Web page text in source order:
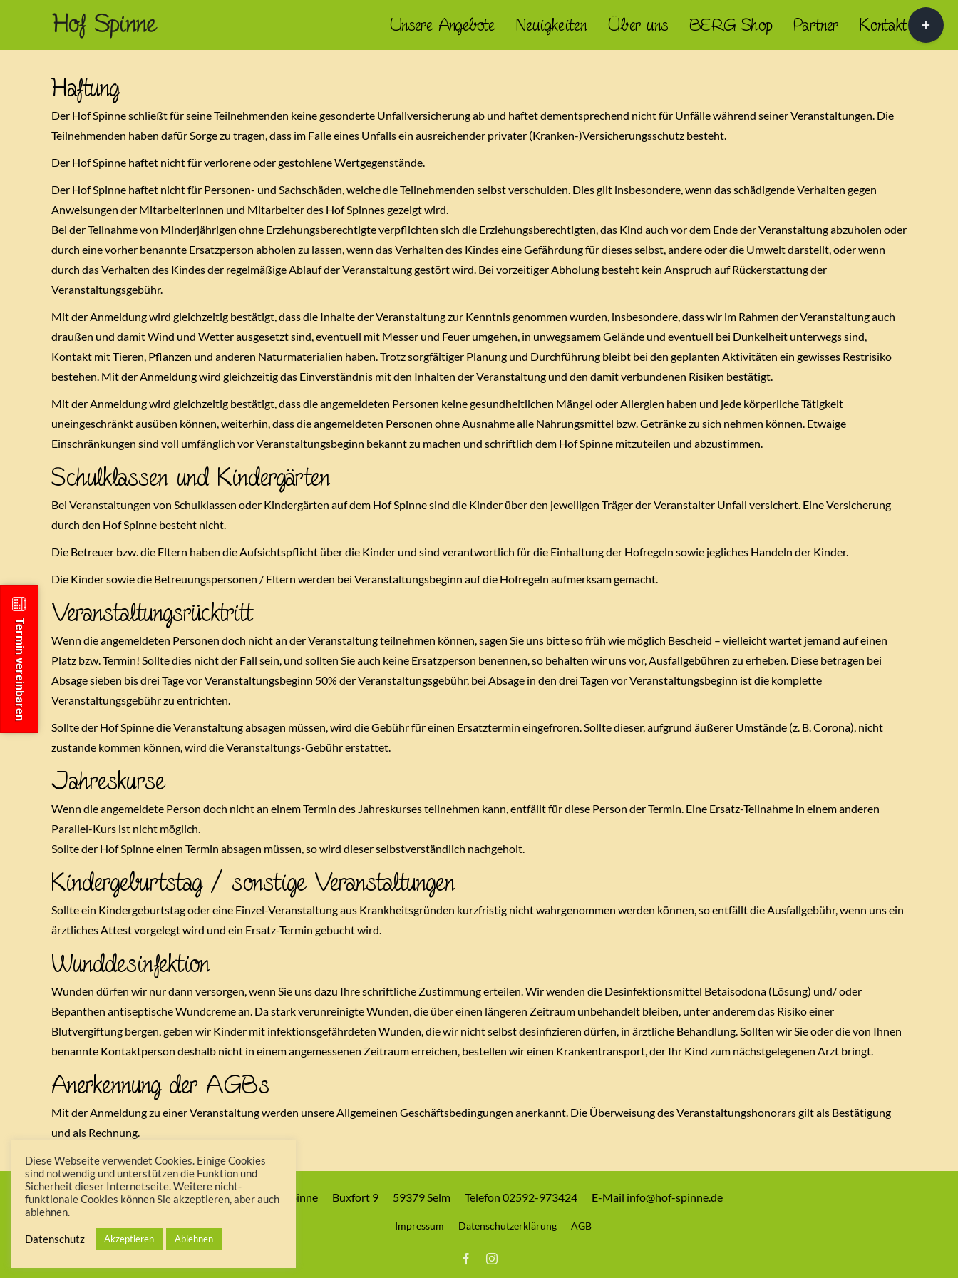
springen
Unsere Angebote Neuigkeiten Über uns BERG Shop Partner Kontakt
Haftung
Der Hof Spinne schließt für seine Teilnehmenden keine gesonderte Unfallversicherung ab und haftet dementsprechend nicht für Unfälle während seiner Veranstaltungen. Die
Teilnehmenden haben dafür Sorge zu tragen, dass im Falle eines Unfalls ein ausreichender privater (Kranken-)Versicherungsschutz besteht.
Der Hof Spinne haftet nicht für verlorene oder gestohlene Wertgegenstände.
Der Hof Spinne haftet nicht für Personen- und Sachschäden, welche die Teilnehmenden selbst verschulden. Dies gilt insbesondere, wenn das schädigende Verhalten gegen
Anweisungen der Mitarbeiterinnen und Mitarbeiter des Hof Spinnes gezeigt wird.
Bei der Teilnahme von Minderjährigen ohne Erziehungsberechtigte verpflichten sich die Erziehungsberechtigten, das Kind auch vor dem Ende der Veranstaltung abzuholen oder
durch eine vorher benannte Ersatzperson abholen zu lassen, wenn das Verhalten des Kindes eine Gefährdung für dieses selbst, andere oder die Umwelt darstellt, oder wenn
durch das Verhalten des Kindes der regelmäßige Ablauf der Veranstaltung gestört wird. Bei vorzeitiger Abholung besteht kein Anspruch auf Rückerstattung der
Veranstaltungsgebühr.
Mit der Anmeldung wird gleichzeitig bestätigt, dass die Inhalte der Veranstaltung zur Kenntnis genommen wurden, insbesondere, dass wir im Rahmen der Veranstaltung auch
draußen und damit Wind und Wetter ausgesetzt sind, eventuell mit Messer und Feuer umgehen, in unwegsamem Gelände und eventuell bei Dunkelheit unterwegs sind,
Kontakt mit Tieren, Pflanzen und anderen Naturmaterialien haben. Trotz sorgfältiger Planung und Durchführung bleibt bei den geplanten Aktivitäten ein gewisses Restrisiko
bestehen. Mit der Anmeldung wird gleichzeitig das Einverständnis mit den Inhalten der Veranstaltung und den damit verbundenen Risiken bestätigt.
Mit der Anmeldung wird gleichzeitig bestätigt, dass die angemeldeten Personen keine gesundheitlichen Mängel oder Allergien haben und jede körperliche Tätigkeit
uneingeschränkt ausüben können, weiterhin, dass die angemeldeten Personen ohne Ausnahme alle Nahrungsmittel bzw. Getränke zu sich nehmen können. Etwaige
Einschränkungen sind voll umfänglich vor Veranstaltungsbeginn bekannt zu machen und schriftlich dem Hof Spinne mitzuteilen und abzustimmen.
Schulklassen und Kindergärten
Bei Veranstaltungen von Schulklassen oder Kindergärten auf dem Hof Spinne sind die Kinder über den jeweiligen Träger der Veranstalter Unfall versichert. Eine Versicherung
durch den Hof Spinne besteht nicht.
Die Betreuer bzw. die Eltern haben die Aufsichtspflicht über die Kinder und sind verantwortlich für die Einhaltung der Hofregeln sowie jegliches Handeln der Kinder.
Die Kinder sowie die Betreuungspersonen / Eltern werden bei Veranstaltungsbeginn auf die Hofregeln aufmerksam gemacht.
Veranstaltungsrücktritt
Wenn die angemeldeten Personen doch nicht an der Veranstaltung teilnehmen können, sagen Sie uns bitte so früh wie möglich Bescheid – vielleicht wartet jemand auf einen
Platz bzw. Termin! Sollte dies nicht der Fall sein, und sollten Sie auch keine Ersatzperson benennen, so behalten wir uns vor, Ausfallgebühren zu erheben. Diese betragen bei
Absage sieben bis drei Tage vor Veranstaltungsbeginn 50% der Veranstaltungsgebühr, bei Absage in den drei Tagen vor Veranstaltungsbeginn ist die komplette
Veranstaltungsgebühr zu entrichten.
Sollte der Hof Spinne die Veranstaltung absagen müssen, wird die Gebühr für einen Ersatztermin eingefroren. Sollte dieser, aufgrund äußerer Umstände (z. B. Corona), nicht
zustande kommen können, wird die Veranstaltungs-Gebühr erstattet.
Jahreskurse
Wenn die angemeldete Person doch nicht an einem Termin des Jahreskurses teilnehmen kann, entfällt für diese Person der Termin. Eine Ersatz-Teilnahme in einem anderen
Parallel-Kurs ist nicht möglich.
Sollte der Hof Spinne einen Termin absagen müssen, so wird dieser selbstverständlich nachgeholt.
Kindergeburtstag / sonstige Veranstaltungen
Sollte ein Kindergeburtstag oder eine Einzel-Veranstaltung aus Krankheitsgründen kurzfristig nicht wahrgenommen werden können, so entfällt die Ausfallgebühr, wenn uns ein
ärztliches Attest vorgelegt wird und ein Ersatz-Termin gebucht wird.
Wunddesinfektion
Wunden dürfen wir nur dann versorgen, wenn Sie uns dazu Ihre schriftliche Zustimmung erteilen. Wir wenden die Desinfektionsmittel Betaisodona (Lösung) und/ oder
Bepanthen antiseptische Wundcreme an. Da stark verunreinigte Wunden, die über einen längeren Zeitraum unbehandelt bleiben, unter anderem das Risiko einer
Blutvergiftung bergen, geben wir Kinder mit infektionsgefährdeten Wunden, die wir nicht selbst desinfizieren dürfen, in ärztliche Behandlung. Sollten wir Sie oder die von Ihnen
benannte Kontaktperson deshalb nicht in einem angemessenen Zeitraum erreichen, bestellen wir einen Krankentransport, der Ihr Kind zum nächstgelegenen Arzt bringt.
Anerkennung der AGBs
Mit der Anmeldung zu einer Veranstaltung werden unsere Allgemeinen Geschäftsbedingungen anerkannt. Die Überweisung des Veranstaltungshonorars gilt als Bestätigung
und als Rechnung.
Hof Spinne Buxfort 9 59379 Selm Telefon 02592-973424 E-Mail info@hof-spinne.de
Impressum Datenschutzerklärung AGB
FacebookInstagram
Toggle
Sliding
Diese Webseite verwendet Cookies. Einige Cookies
sind notwendig und unterstützen die Funktion und
Sicherheit dieser Internetseite. Weitere nicht-
funktionale Cookies können Sie akzeptieren, aber auch
ablehnen.
Datenschutz Akzeptieren Ablehnen
Termin vereinbaren